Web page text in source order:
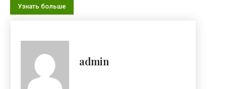
Узнать больше
admin